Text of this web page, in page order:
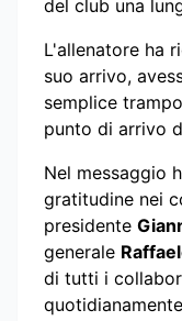
del club una
L'allenatore ha
suo arrivo,
semplice
punto di arrivo
Nel messaggio
gratitudine nei
presidente
generale
di tutti i